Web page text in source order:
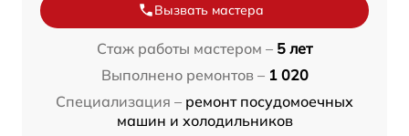
Вызвать мастера
Стаж работы мастером – 5 лет
Выполнено ремонтов – 1 020
Специализация – ремонт посудомоечных
машин и холодильников